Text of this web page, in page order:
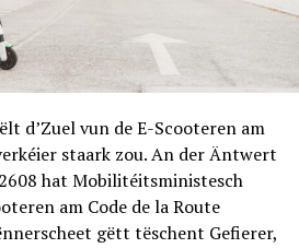
d’Zuel vun de E-Scooteren am
staark zou. An der Äntwert
hat Mobilitéitsministesch
am Code de la Route
gëtt tëschent Gefierer,